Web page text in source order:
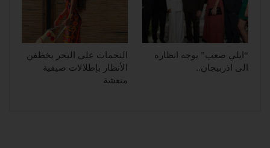
“ايلي صعب” يوجه انظاره
الى اذربيجان..
النجمات على البحر يخطفن
الأنظار بإطلالات صيفية
منعشة